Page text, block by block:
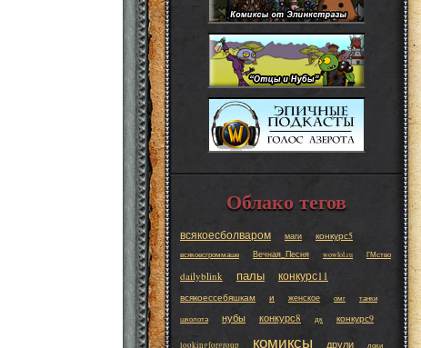
Облако тегов
всякоесболваром маги конкурс5
всякоесгроммаше Вечная_Песня wowlol.ru ГМство
dailyblink палы конкурс11
всякоессебяшкам и женское омг танки
школота нубы конкурс8 дк конкурс9
lookingforgroup комиксы друли локи